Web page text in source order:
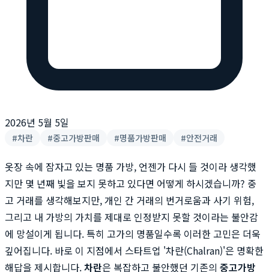
2026년 5월 5일
#차란 #중고가방판매 #명품가방판매 #안전거래
옷장 속에 잠자고 있는 명품 가방, 언젠가 다시 들 것이라 생각했
지만 몇 년째 빛을 보지 못하고 있다면 어떻게 하시겠습니까? 중
고 거래를 생각해보지만, 개인 간 거래의 번거로움과 사기 위험,
그리고 내 가방의 가치를 제대로 인정받지 못할 것이라는 불안감
에 망설이게 됩니다. 특히 고가의 명품일수록 이러한 고민은 더욱
깊어집니다. 바로 이 지점에서 스타트업 '차란(Chalran)'은 명확한
해답을 제시합니다.차란은 복잡하고 불안했던 기존의 중고가방